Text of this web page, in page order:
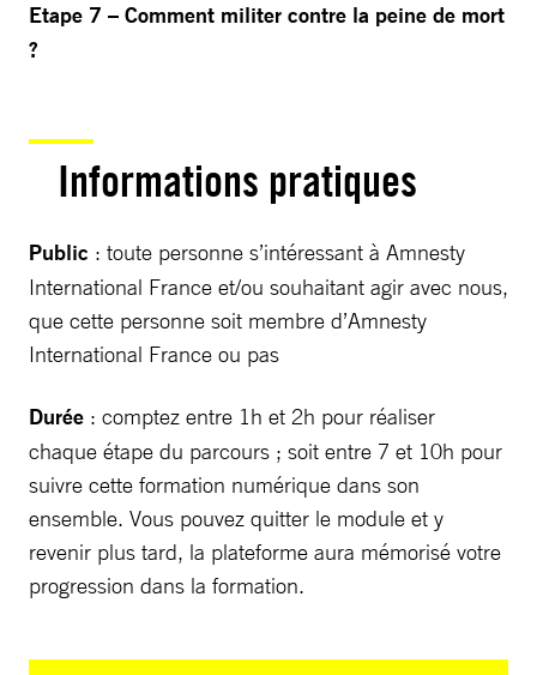
Etape 7 – Comment militer contre la peine de mort
?
Informations pratiques
Public : toute personne s’intéressant à Amnesty
International France et/ou souhaitant agir avec nous,
que cette personne soit membre d’Amnesty
International France ou pas
Durée : comptez entre 1h et 2h pour réaliser
chaque étape du parcours ; soit entre 7 et 10h pour
suivre cette formation numérique dans son
ensemble. Vous pouvez quitter le module et y
revenir plus tard, la plateforme aura mémorisé votre
progression dans la formation.